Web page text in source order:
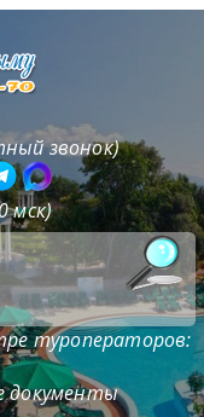
звонок)
мск)
туроператоров:
документы